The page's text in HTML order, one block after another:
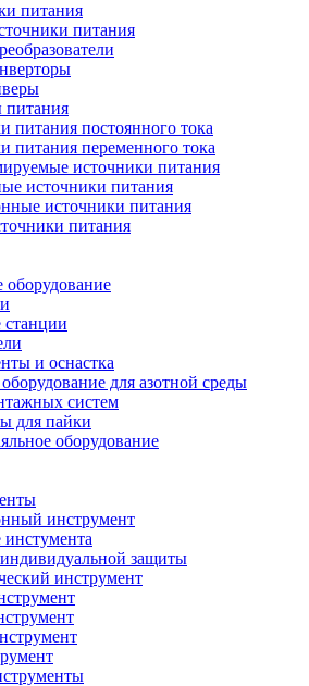
питания
питания
питания
питания постоянного тока
питания переменного тока
источники питания
источники питания
источники питания
питания
оборудование
и оснастка
для азотной среды
систем
для пайки
оборудование
инструмент
защиты
инструмент